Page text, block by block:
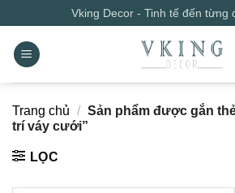
qua
nội
dung
Vking Decor - Tinh tế đến từng
Trang chủ / Sản phẩm được gắn
trí váy cưới”
LỌC